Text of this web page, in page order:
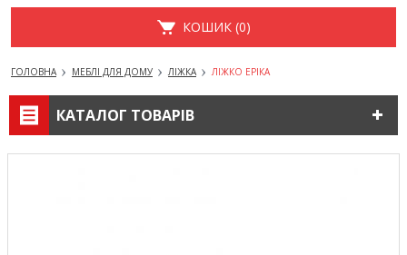
КОШИК (0)
ГОЛОВНА МЕБЛІ ДЛЯ ДОМУ ЛІЖКА ЛІЖКО ЕРІКА
КАТАЛОГ ТОВАРІВ